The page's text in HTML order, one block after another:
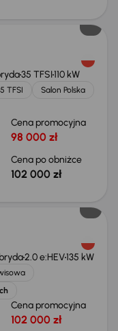
35 TFSI110 kW
TFSI
Salon Polska
Cena promocyjna
98 000 zł
Cena po obniżce
102 000 zł
2.0 e:HEV135 kW
Cena promocyjna
102 000 zł